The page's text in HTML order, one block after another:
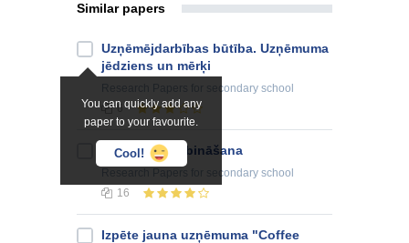
Similar papers
You can quickly add any
paper to your favourite.
Cool!
Uzņēmējdarbības būtība. Uzņēmuma
jēdziens un mērķi
for secondary school
6
Uzņēmuma dibināšana
for secondary school
16
Izpēte jauna uzņēmuma "Coffee